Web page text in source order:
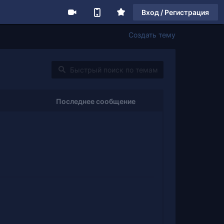
Вход / Регистрация
Создать тему
Последнее сообщение